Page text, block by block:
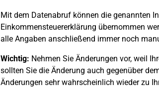
Mit dem Datenabruf können die genannten
Einkommensteuererklärung übernommen
alle Angaben anschließend immer noch
Wichtig: Nehmen Sie Änderungen vor, weil
sollten Sie die Änderung auch gegenüber
Änderungen sehr wahrscheinlich wieder zu